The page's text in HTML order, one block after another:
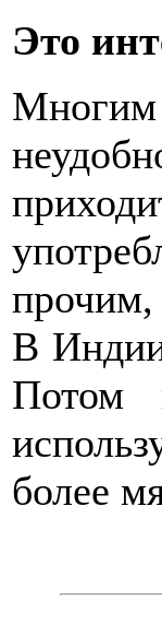
Это
Многим
прочим,
В
Потом
более